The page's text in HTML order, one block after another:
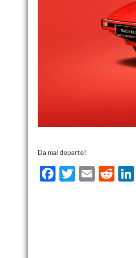
Da mai departe!
F
T
E
R